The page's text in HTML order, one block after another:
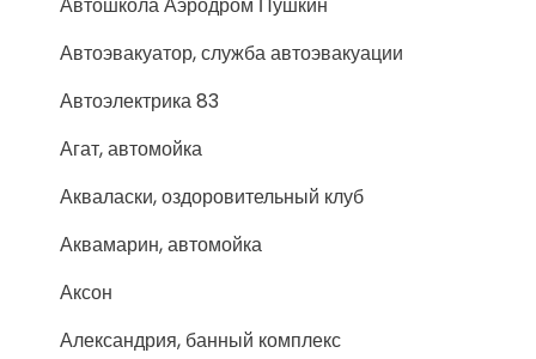
Автоэвакуатор, служба автоэвакуации
Автоэлектрика 83
Агат, автомойка
Акваласки, оздоровительный клуб
Аквамарин, автомойка
Аксон
Александрия, банный комплекс